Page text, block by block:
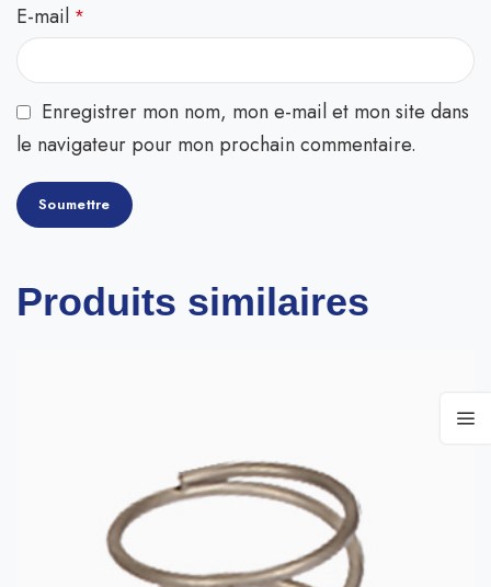
E-mail *
Enregistrer mon nom, mon e-mail et mon site dans
le navigateur pour mon prochain commentaire.
Produits similaires